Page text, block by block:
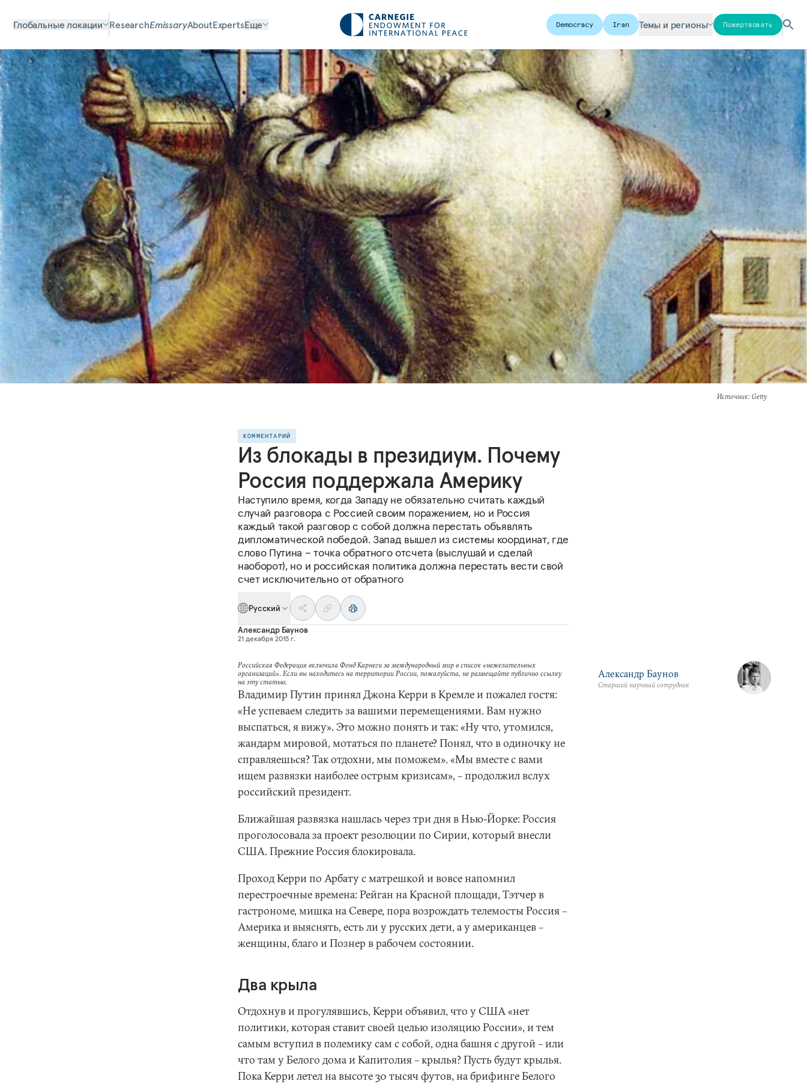
Глобальные локации ResearchEmissaryAboutExpertsЕще Democracy Iran Темы и регионы Пожертвовать
Источник: Getty
КОММЕНТАРИЙ
Из блокады в президиум. Почему
Россия поддержала Америку
Наступило время, когда Западу не обязательно считать каждый
случай разговора с Россией своим поражением, но и Россия
каждый такой разговор с собой должна перестать объявлять
дипломатической победой. Запад вышел из системы координат, где
слово Путина – точка обратного отсчета (выслушай и сделай
наоборот), но и российская политика должна перестать вести свой
счет исключительно от обратного
Русский
Александр Баунов
21 декабря 2015 г.
Российская Федерация включила Фонд Карнеги за международный мир в список «нежелательных
организаций». Если вы находитесь на территории России, пожалуйста, не размещайте публично ссылку
на эту статью.
Владимир Путин принял Джона Керри в Кремле и пожалел гостя:
«Не успеваем следить за вашими перемещениями. Вам нужно
выспаться, я вижу». Это можно понять и так: «Ну что, утомился,
жандарм мировой, мотаться по планете? Понял, что в одиночку не
справляешься? Так отдохни, мы поможем». «Мы вместе с вами
ищем развязки наиболее острым кризисам», – продолжил вслух
российский президент.
Ближайшая развязка нашлась через три дня в Нью-Йорке: Россия
проголосовала за проект резолюции по Сирии, который внесли
США. Прежние Россия блокировала.
Проход Керри по Арбату с матрешкой и вовсе напомнил
перестроечные времена: Рейган на Красной площади, Тэтчер в
гастрономе, мишка на Севере, пора возрождать телемосты Россия –
Америка и выяснять, есть ли у русских дети, а у американцев –
женщины, благо и Познер в рабочем состоянии.
Два крыла
Отдохнув и прогулявшись, Керри объявил, что у США «нет
политики, которая ставит своей целью изоляцию России», и тем
самым вступил в полемику сам с собой, одна башня с другой – или
что там у Белого дома и Капитолия – крылья? Пусть будут крылья.
Пока Керри летел на высоте 30 тысяч футов, на брифинге Белого
Александр Баунов
Старший научный сотрудник